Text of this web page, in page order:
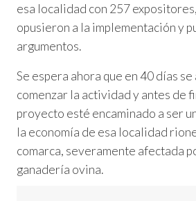
esa localidad con 257
opusieron a la implementación y
argumentos.
Se espera ahora que en 40 días
comenzar la actividad y antes de
proyecto esté encaminado a ser
la economía de esa localidad
comarca, severamente afectada
ganadería ovina.